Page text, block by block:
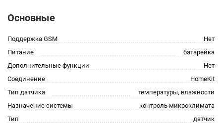
Основные
Поддержка GSM
Нет
Питание
батарейка
Дополнительные функции
Нет
Соединение
HomeKit
Тип датчика
температуры, влажности
Назначение системы
контроль микроклимата
Тип
датчик